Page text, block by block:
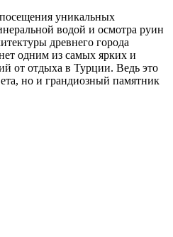
уникальных
водой и осмотра руин
древнего города
одним из самых ярких и
от отдыха в Турции. Ведь это
но и грандиозный памятник